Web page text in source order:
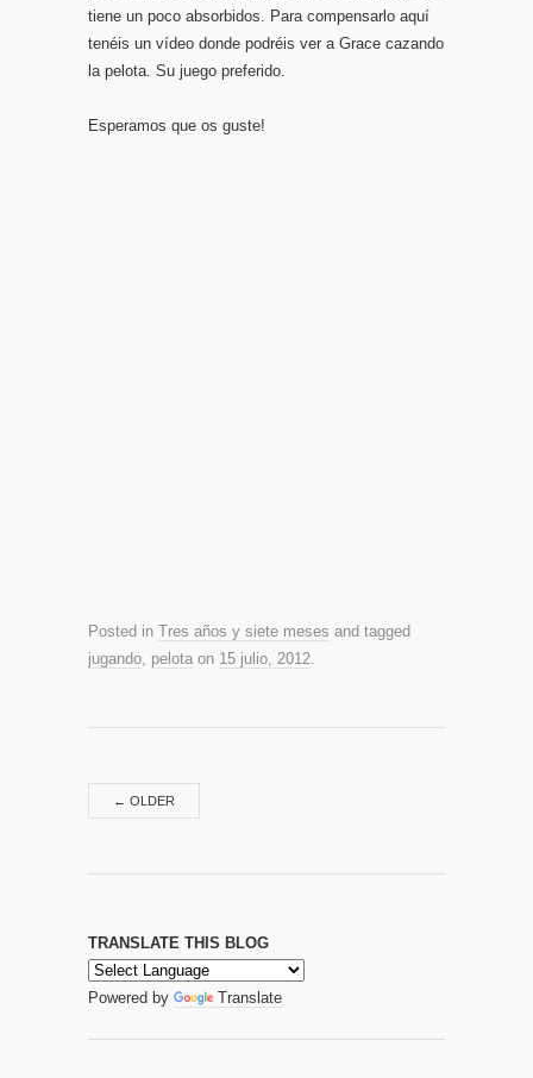
tiene un poco absorbidos. Para compensarlo aquí
tenéis un vídeo donde podréis ver a Grace cazando
la pelota. Su juego preferido.
Esperamos que os guste!
Posted in Tres años y siete meses and tagged
jugando, pelota on 15 julio, 2012.
← OLDER
TRANSLATE THIS BLOG
Powered by Translate